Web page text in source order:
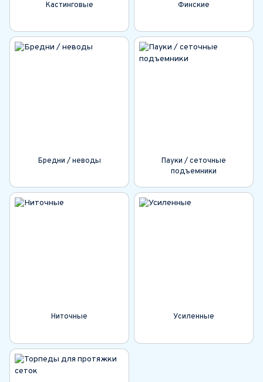
Кастинговые Финские
Бредни / неводы
Пауки / сеточные
подъемники
Ниточные Усиленные